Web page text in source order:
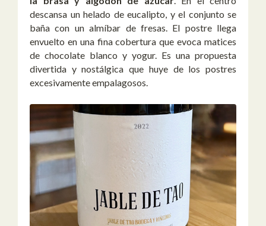
descansa un helado de eucalipto, y el conjunto se
baña con un almíbar de fresas. El postre llega
envuelto en una fina cobertura que evoca matices
de chocolate blanco y yogur. Es una propuesta
divertida y nostálgica que huye de los postres
excesivamente empalagosos.